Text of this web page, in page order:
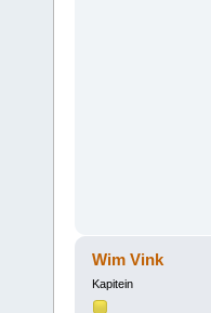
Wim Vink
Kapitein